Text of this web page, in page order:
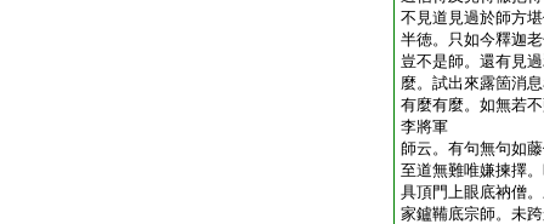
不見道見過於師方
半徳。只如今釋迦
豈不是師。還有見
麼。試出來露箇消
有麼有麼。如無若
李將軍
師云。有句無句如
至道無難唯嫌揀擇
具頂門上眼底衲僧
家鑪鞴底宗師。未